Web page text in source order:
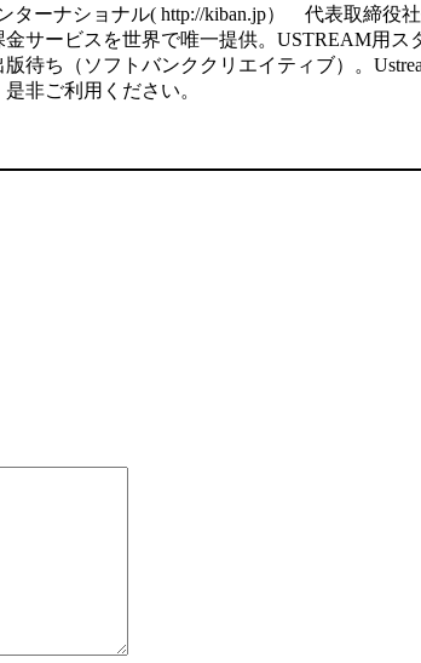
ーナショナル( http://kiban.jp） 代表取締役
サービスを世界で唯一提供。USTREAM用ス
待ち（ソフトバンククリエイティブ）。
非ご利用ください。